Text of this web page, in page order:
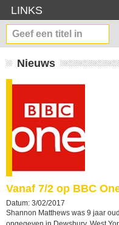
LINKS
Nieuws
Vanaf 7/2 op BBC
Datum: 3/02/2017
Shannon Matthews was 9 jaar